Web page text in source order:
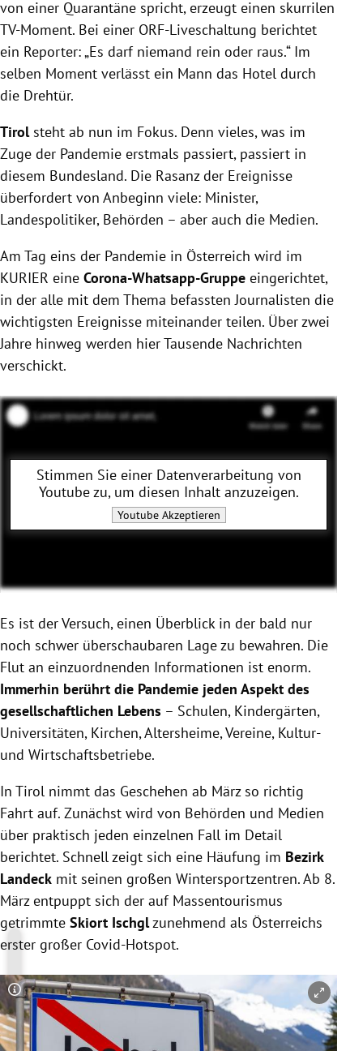
von einer Quarantäne spricht, erzeugt einen skurrilen
TV-Moment. Bei einer ORF-Liveschaltung berichtet
ein Reporter: „Es darf niemand rein oder raus.“ Im
selben Moment verlässt ein Mann das Hotel durch
die Drehtür.
Tirolsteht ab nun im Fokus. Denn vieles, was im
Zuge der Pandemie erstmals passiert, passiert in
diesem Bundesland. Die Rasanz der Ereignisse
überfordert von Anbeginn viele: Minister,
Landespolitiker, Behörden – aber auch die Medien.
Am Tag eins der Pandemie in Österreich wird im
KURIER eine Corona-Whatsapp-Gruppe eingerichtet,
in der alle mit dem Thema befassten Journalisten die
wichtigsten Ereignisse miteinander teilen. Über zwei
Jahre hinweg werden hier Tausende Nachrichten
verschickt.
Stimmen Sie einer Datenverarbeitung von
Youtubezu, um diesen Inhalt anzuzeigen.
YoutubeAkzeptieren
Es ist der Versuch, einen Überblick in der bald nur
noch schwer überschaubaren Lage zu bewahren. Die
Flut an einzuordnenden Informationen ist enorm.
Immerhin berührt die Pandemie jeden Aspekt des
gesellschaftlichen Lebens – Schulen, Kindergärten,
Universitäten, Kirchen, Altersheime, Vereine, Kultur-
und Wirtschaftsbetriebe.
In Tirol nimmt das Geschehen ab März so richtig
Fahrt auf. Zunächst wird von Behörden und Medien
über praktisch jeden einzelnen Fall im Detail
berichtet. Schnell zeigt sich eine Häufung im Bezirk
Landeck mit seinen großen Wintersportzentren. Ab 8.
März entpuppt sich der auf Massentourismus
getrimmte Skiort Ischglzunehmend als Österreichs
erster großer Covid-Hotspot.
Copyright-Hinweis öffnen/schließen